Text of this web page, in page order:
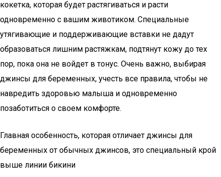
кокетка, которая будет растягиваться и расти
одновременно с вашим животиком. Специальные
утягивающие и поддерживающие вставки не дадут
образоваться лишним растяжкам, подтянут кожу до тех
пор, пока она не войдет в тонус. Очень важно, выбирая
джинсы для беременных, учесть все правила, чтобы не
навредить здоровью малыша и одновременно
позаботиться о своем комфорте.
Главная особенность, которая отличает джинсы для
беременных от обычных джинсов, это специальный крой
выше линии бикини